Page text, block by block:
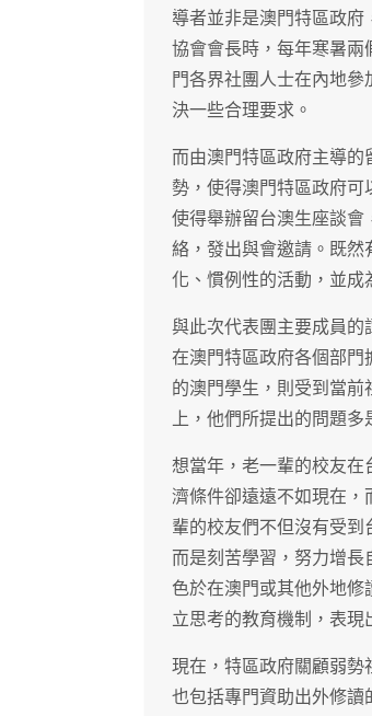
導者並非是澳門特區政
協會會長時，每年寒暑
門各界社團人士在內地
決一些合理要求。
而由澳門特區政府主導
勢，使得澳門特區政府可
使得舉辦留台澳生座談會
絡，發出與會邀請。既
化、慣例性的活動，並成
與此次代表團主要成員的
在澳門特區政府各個部門
的澳門學生，則受到當
上，他們所提出的問題多
想當年，老一輩的校友在
濟條件卻遠遠不如現在
輩的校友們不但沒有受到
而是刻苦學習，努力增
色於在澳門或其他外地修
立思考的教育機制，表現
現在，特區政府關顧弱勢
也包括專門資助出外修讀